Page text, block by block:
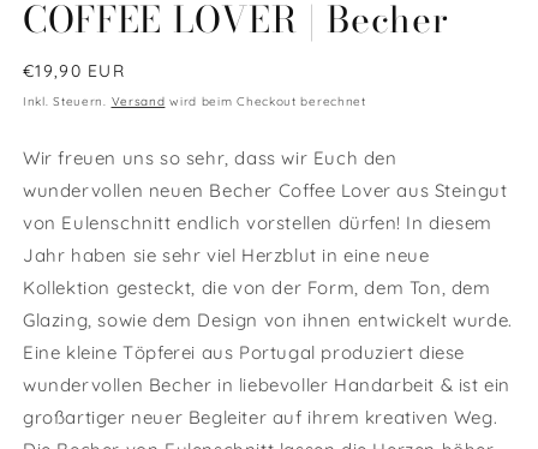
COFFEE LOVER | Becher
Normaler
Preis
€19,90 EUR
Inkl. Steuern. Versand wird beim Checkout berechnet
Wir freuen uns so sehr, dass wir Euch den
wundervollen neuen Becher Coffee Lover aus Steingut
von Eulenschnitt endlich vorstellen dürfen! In diesem
Jahr haben sie sehr viel Herzblut in eine neue
Kollektion gesteckt, die von der Form, dem Ton, dem
Glazing, sowie dem Design von ihnen entwickelt wurde.
Eine kleine Töpferei aus Portugal produziert diese
wundervollen Becher in liebevoller Handarbeit & ist ein
großartiger neuer Begleiter auf ihrem kreativen Weg.